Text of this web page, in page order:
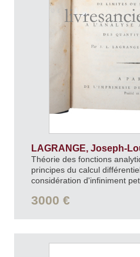
LAGRANGE, Joseph-
Théorie des fonctions
principes du calcul
considération d'infiniment
des quantités finies.
3000 €